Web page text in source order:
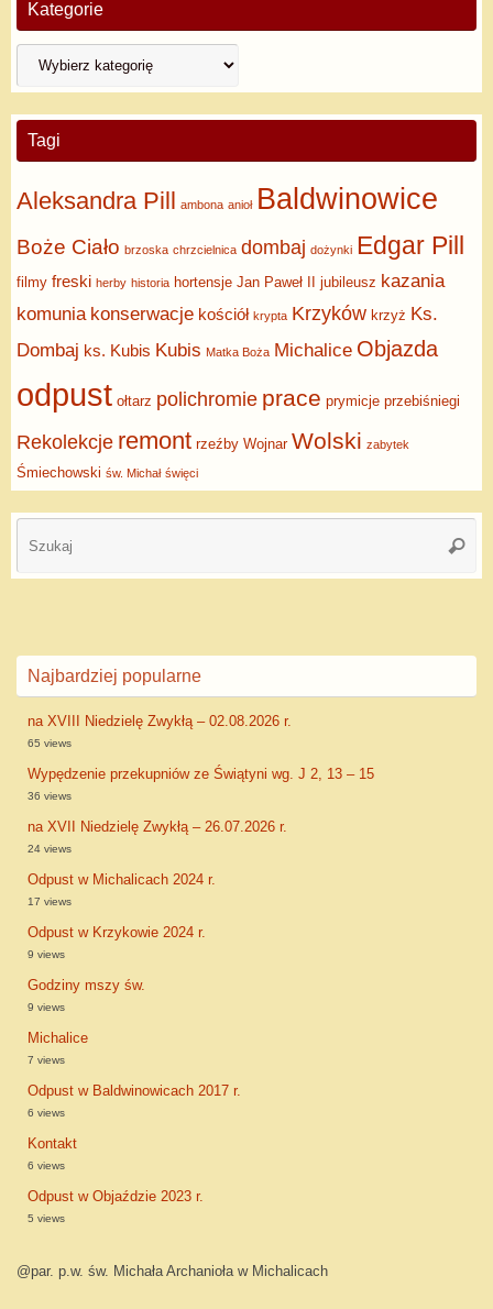
Kategorie
Tagi
Aleksandra Pill ambona anioł Baldwinowice
Boże Ciało brzoska chrzcielnica dombaj dożynki Edgar Pill
filmy freski herby historia hortensje Jan Paweł II jubileusz kazania
komunia konserwacje kościół krypta Krzyków krzyż Ks.
Dombaj ks. Kubis Kubis Matka Boża Michalice Objazda
odpust ołtarz polichromie prace prymicje przebiśniegi
Rekolekcje remont rzeźby Wojnar Wolski zabytek
Śmiechowski św. Michał święci
Najbardziej popularne
na XVIII Niedzielę Zwykłą – 02.08.2026 r.
65 views
Wypędzenie przekupniów ze Świątyni wg. J 2, 13 – 15
36 views
na XVII Niedzielę Zwykłą – 26.07.2026 r.
24 views
Odpust w Michalicach 2024 r.
17 views
Odpust w Krzykowie 2024 r.
9 views
Godziny mszy św.
9 views
Michalice
7 views
Odpust w Baldwinowicach 2017 r.
6 views
Kontakt
6 views
Odpust w Objaździe 2023 r.
5 views
@par. p.w. św. Michała Archanioła w Michalicach